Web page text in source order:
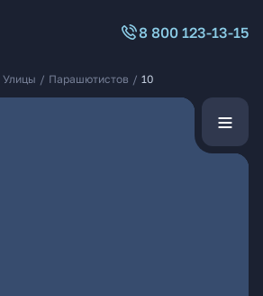
8 800 123-13-15
Улицы / Парашютистов / 10